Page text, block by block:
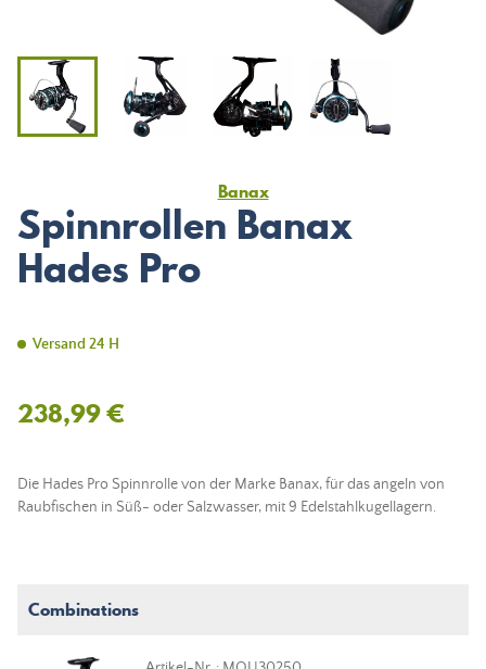
Banax
Spinnrollen Banax
Hades Pro
Versand 24 H
238,99 €
Die Hades Pro Spinnrolle von der Marke Banax, für das angeln von
Raubfischen in Süß- oder Salzwasser, mit 9 Edelstahlkugellagern.
Combinations